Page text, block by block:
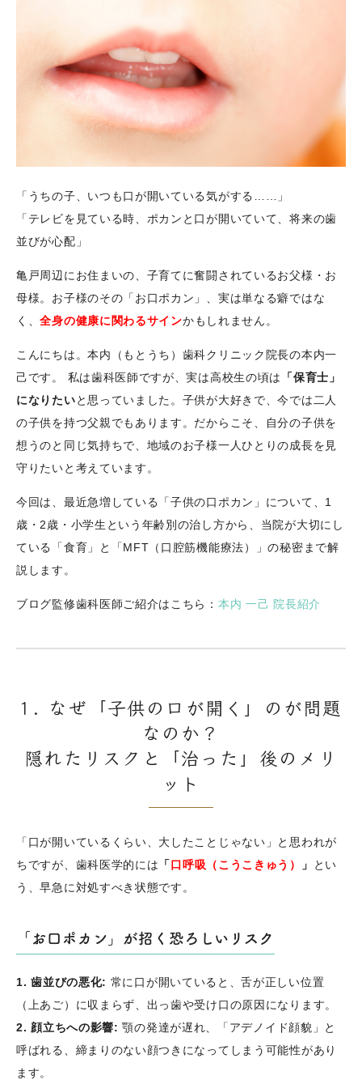
「うちの子、いつも口が開いている気がする……」
「テレビを見ている時、ポカンと口が開いていて、将来の歯
並びが心配」
亀戸周辺にお住まいの、子育てに奮闘されているお父様・お
母様。お子様のその「お口ポカン」、実は単なる癖ではな
く、全身の健康に関わるサインかもしれません。
こんにちは。本内（もとうち）歯科クリニック院長の本内一
己です。 私は歯科医師ですが、実は高校生の頃は
「保育士」
になりたいと思っていました。子供が大好きで、今では二人
の子供を持つ父親でもあります。だからこそ、自分の子供を
想うのと同じ気持ちで、地域のお子様一人ひとりの成長を見
守りたいと考えています。
今回は、最近急増している「子供の口ポカン」について、1
歳・2歳・小学生という年齢別の治し方から、当院が大切にし
ている「食育」と「MFT（口腔筋機能療法）」の秘密まで解
説します。
ブログ監修歯科医師ご紹介はこちら： 本内 一己 院長紹介
1. なぜ「子供の口が開く」のが問題
なのか？
隠れたリスクと「治った」後のメリ
ット
「口が開いているくらい、大したことじゃない」と思われが
ちですが、歯科医学的には 「口呼吸（こうこきゅう） 」
とい
う、早急に対処すべき状態です。
「お口ポカン」が招く恐ろしいリスク
1. 歯並びの悪化: 常に口が開いていると、舌が正しい位置
（上あご）に収まらず、出っ歯や受け口の原因になります。
2. 顔立ちへの影響: 顎の発達が遅れ、「アデノイド顔貌」と
呼ばれる、締まりのない顔つきになってしまう可能性があり
ます。